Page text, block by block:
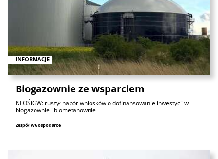
INFORMACJE
Biogazownie ze wsparciem
NFOŚiGW: ruszył nabór wniosków o dofinansowanie inwestycji w
biogazownie i biometanownie
Zespół wGospodarce